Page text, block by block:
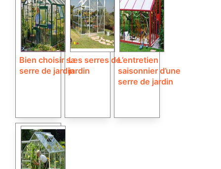
Bien choisir sa
serre de jardin
Les serres de
jardin
L’entretien
saisonnier d’une
serre de jardin